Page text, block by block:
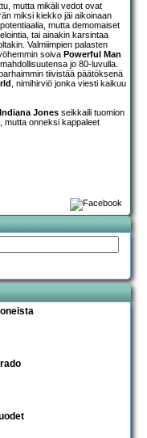
mutta mikäli vedot ovat
miksi kiekko jäi aikoinaan
mutta demomaiset
tai ainakin karsintaa
Valmiimpien palasten
soiva Powerful Man
jo 80-luvulla.
tiivistää päätöksenä
, nimihirviö jonka viesti kaikuu
Indiana Jones seikkaili tuomion
, mutta onneksi kappaleet